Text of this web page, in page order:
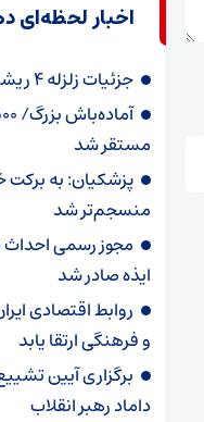
اخبار لحظه‌ای
جزئیات زلزله ۴ ریشتری در حوالی دهستان درز اعلام شد
مستقر شد
پزشکیان: به برکت
منسجم‌تر شد
مجوز رسمی احداث
ایذه صادر شد
روابط اقتصادی
و فرهنگی ارتقا یابد
برگزاری آیین
داماد رهبر انقلاب